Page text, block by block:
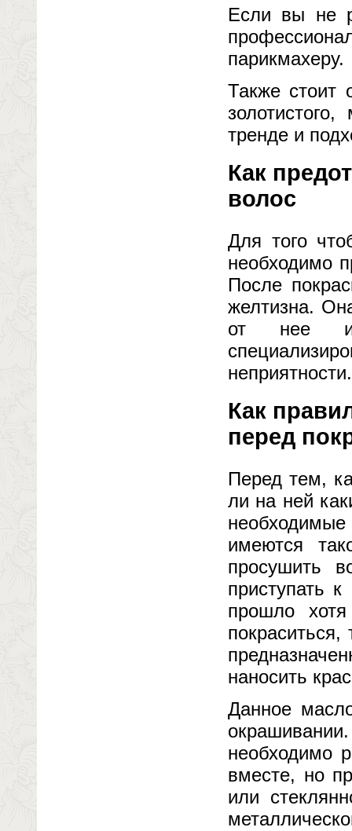
Если вы не
парикмахеру.
Также стоит
тренде и
Как
волос
Для того
необходимо
После
желтизна.
от нее
неприятности.
Как
перед
Перед тем,
ли на ней
имеются
просушить
приступать
прошло
наносить
Данное
необходимо
вместе, но
или